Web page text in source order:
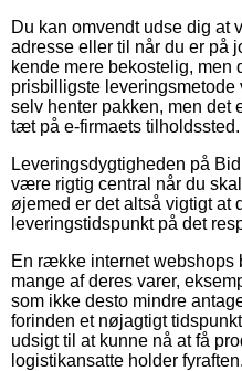
Du kan omvendt udse dig
adresse eller til når du er på
kende mere bekostelig, men
prisbilligste
selv henter pakken, men det
tæt på e-firmaets tilholdssted.
Leveringsdygtigheden på
være rigtig central når du
øjemed er det altså vigtigt at
leveringstidspunkt på det
En række internet webshops
mange af deres varer,
som ikke desto mindre
forinden et nøjagtigt
udsigt til at kunne nå at få
logistikansatte holder fyraften.